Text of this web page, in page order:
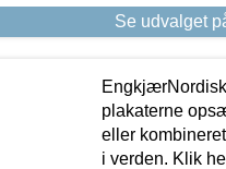
Se udvalget
plakaterne
eller
i verden. Klik